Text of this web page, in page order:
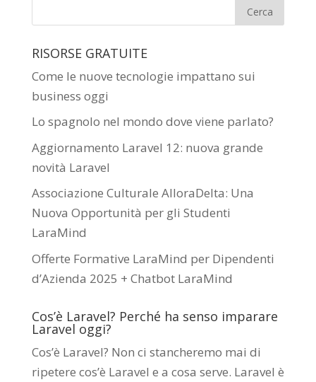
RISORSE GRATUITE
Come le nuove tecnologie impattano sui
business oggi
Lo spagnolo nel mondo dove viene parlato?
Aggiornamento Laravel 12: nuova grande
novità Laravel
Associazione Culturale AlloraDelta: Una
Nuova Opportunità per gli Studenti
LaraMind
Offerte Formative LaraMind per Dipendenti
d’Azienda 2025 + Chatbot LaraMind
Cos’è Laravel? Perché ha senso imparare
Laravel oggi?
Cos’è Laravel? Non ci stancheremo mai di
ripetere cos’è Laravel e a cosa serve. Laravel è